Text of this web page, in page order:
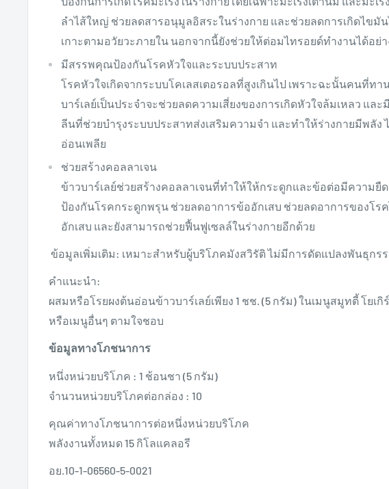
ลำไส้ใหญ่ ช่วยลดสารอนุมูลอิสระในร่างกาย และช่วยลดการเกิดไขมั
เกาะตามอวัยวะภายใน นอกจากนี้ยังช่วยให้ต่อมไทรอยด์ทำงานได้อย่
มีสรรพคุณป้องกันโรคหัวใจและระบบประสาท
โรคหัวใจเกิดจากระบบโคเลสเตอรอลที่สูงเกินไป เพราะฉะนั้นคนที่ทา
บาร์เลย์เป็นประจำจะช่วยลดความเสี่ยงของการเกิดหัวใจล้มเหลว และ
ลีนที่ช่วยบำรุงระบบประสาทส่งเสริมความจำ และทำให้ร่างกายมีพลัง
อ่อนเพลีย
ช่วยสร้างคอลลาเจน
ข้าวบาร์เลย์ช่วยสร้างคอลลาเจนที่ทำให้ให้กระดูกและข้อต่อมีความยื
ป้องกันโรคกระดูกพรุน ช่วยลดอาการข้ออักเสบ ช่วยลดอาการของโร
อักเสบ และยังสามารถช่วยฟื้นฟูเซลล์ในร่างกายอีกด้วย
ข้อมูลเพิ่มเติม: เหมาะสำหรับผู้บริโภคมังสวิรัติ ไม่มีการดัดแปลงพันธุกร
คำแนะนำ:
ผสมหรือโรยผงต้นอ่อนข้าวบาร์เลย์เพียง 1 ชช. (5 กรัม) ในเมนูสมูทตี้ โยเกิ
หรือเมนูอื่นๆ ตามใจชอบ
ข้อมูลทางโภชนาการ
หนึ่งหน่วยบริโภค : 1 ช้อนชา (5 กรัม)
จำนวนหน่วยบริโภคต่อกล่อง : 10
คุณค่าทางโภชนาการต่อหนึ่งหน่วยบริโภค
พลังงานทั้งหมด 15 กิโลแคลอรี
อย.10-1-06560-5-0021